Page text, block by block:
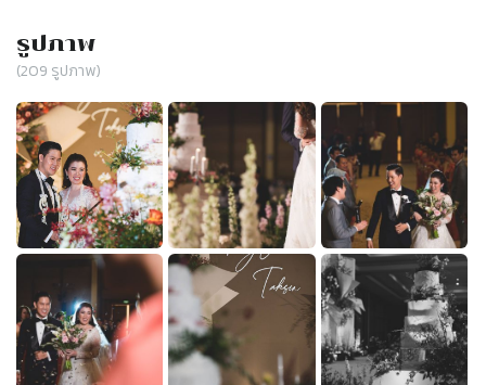
รูปภาพ
(209 รูปภาพ)